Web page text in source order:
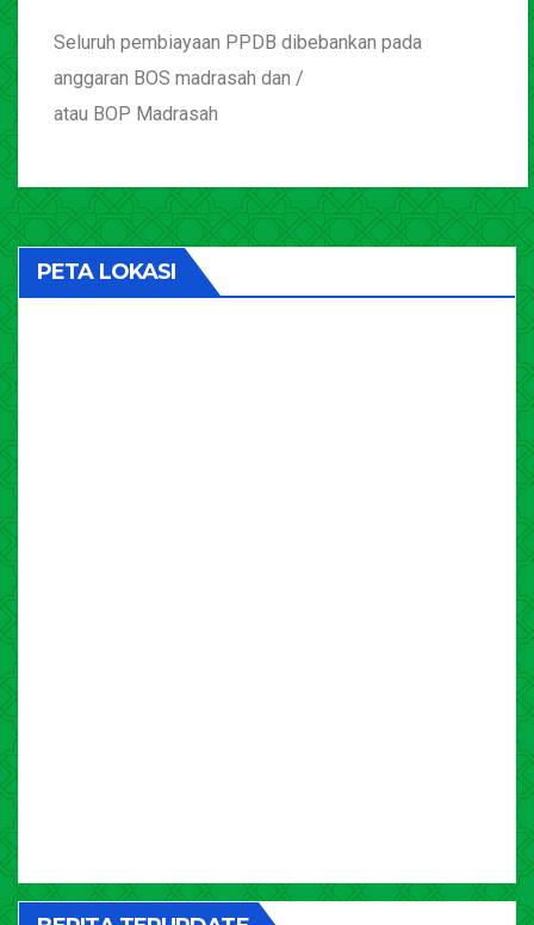
Seluruh pembiayaan PPDB dibebankan pada
anggaran BOS madrasah dan /
atau BOP Madrasah
PETA LOKASI